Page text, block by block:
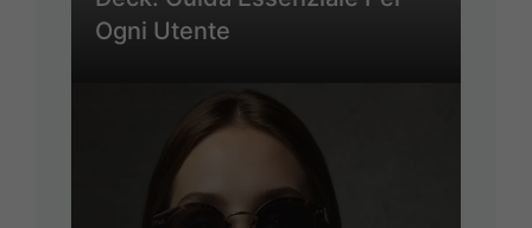
Ogni Utente